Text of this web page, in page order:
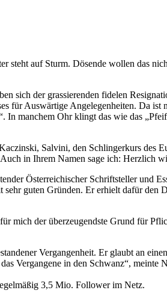
steht auf Sturm. Dösende wollen das
sich der grassierenden fidelen
für Auswärtige Angelegenheiten. Da
manchem Ohr klingt das wie das
Salvini, den Schlingerkurs des
in Ihrem Namen sage ich: Herzlich
Österreichischer Schriftsteller und
guten Gründen. Er erhielt dafür
mich der überzeugendste Grund für
Vergangenheit. Er glaubt an
Vergangene in den Schwanz“,
3,5 Mio. Follower im Netz.